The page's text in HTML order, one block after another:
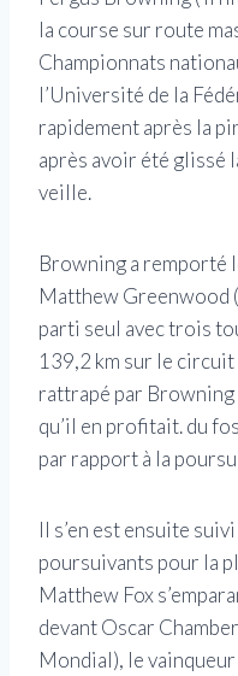
la course sur route
Championnats
l’Université de la
rapidement après la
après avoir été glissé
veille.
Browning a remporté
Matthew Greenwood
parti seul avec trois
139,2 km sur le circuit
rattrapé par
qu’il en profitait. du
par rapport à la
Il s’en est ensuite
poursuivants pour la
Matthew Fox
devant Oscar
Mondial), le